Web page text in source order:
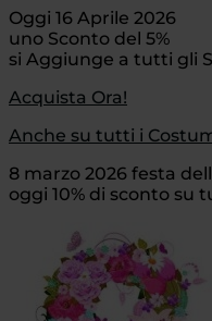
Oggi 16 Aprile 2026
uno Sconto del 5%
si Aggiunge a tutti gli
Acquista Ora!
Anche su tutti i
8 marzo 2026 festa
oggi 10% di sconto su